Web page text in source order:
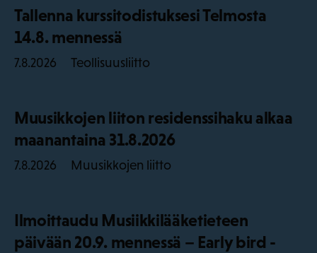
Tallenna kurssitodistuksesi Telmosta
14.8. mennessä
7.8.2026 Teollisuusliitto
Muusikkojen liiton residenssihaku alkaa
maanantaina 31.8.2026
7.8.2026 Muusikkojen liitto
Ilmoittaudu Musiikkilääketieteen
päivään 20.9. mennessä – Early bird -